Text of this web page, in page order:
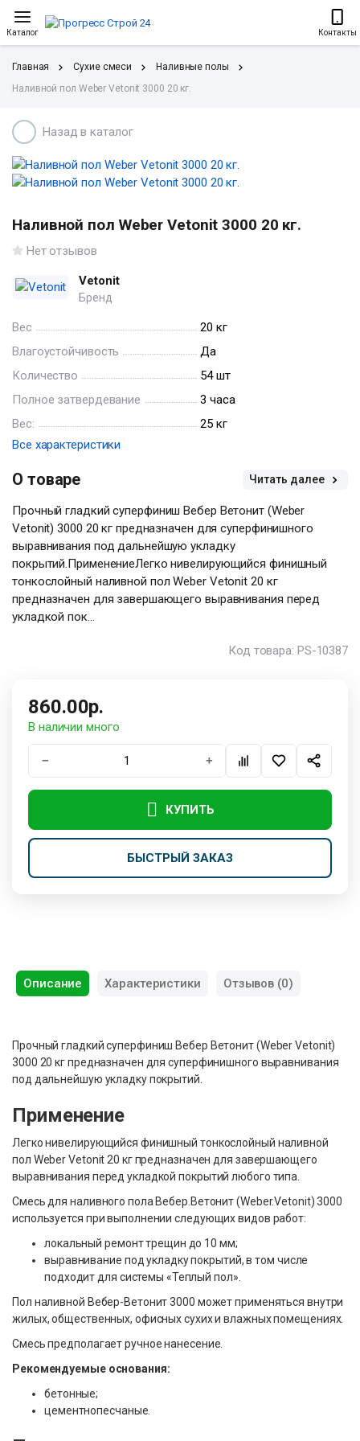
Каталог Контакты
Главная Сухие смеси
Наливные полы
Наливной пол Weber Vetonit 3000 20 кг.
Назад в каталог
Наливной пол Weber Vetonit 3000 20 кг.
Нет отзывов
Vetonit
Бренд
Вес
20 кг
Влагоустойчивость
Да
Количество
54 шт
Полное затвердевание
3 часа
Вес:
25 кг
Все характеристики
О товаре Читать далее
Прочный гладкий суперфиниш Вебер Ветонит (Weber
Vetonit) 3000 20 кг предназначен для суперфинишного
выравнивания под дальнейшую укладку
покрытий.ПрименениеЛегко нивелирующийся финишный
тонкослойный наливной пол Weber Vetonit 20 кг
предназначен для завершающего выравнивания перед
укладкой пок...
Код товара: PS-10387
860.00р.
В наличии много
− +
КУПИТЬ
БЫСТРЫЙ ЗАКАЗ
Описание Характеристики Отзывов (0)
Прочный гладкий суперфиниш Вебер Ветонит (Weber Vetonit)
3000 20 кг предназначен для суперфинишного выравнивания
под дальнейшую укладку покрытий.
Применение
Легко нивелирующийся финишный тонкослойный наливной
пол Weber Vetonit 20 кг предназначен для завершающего
выравнивания перед укладкой покрытий любого типа.
Смесь для наливного пола Вебер.Ветонит (Weber.Vetonit) 3000
используется при выполнении следующих видов работ:
локальный ремонт трещин до 10 мм;
выравнивание под укладку покрытий, в том числе
подходит для системы «Теплый пол».
Пол наливной Вебер-Ветонит 3000 может применяться внутри
жилых, общественных, офисных сухих и влажных помещениях.
Смесь предполагает ручное нанесение.
Рекомендуемые основания:
бетонные;
цементнопесчаные.